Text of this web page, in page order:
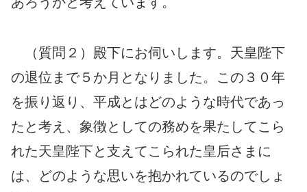
（質問２）殿下にお伺いします。天皇陛下
の退位まで５か月となりました。この３０年
を振り返り、平成とはどのような時代であっ
たと考え、象徴としての務めを果たしてこら
れた天皇陛下と支えてこられた皇后さまに
は、どのような思いを抱かれているのでしょ